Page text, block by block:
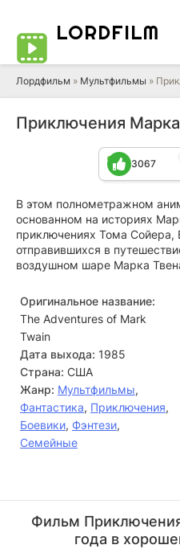
LORDFILM
Лордфильм » Мультфильмы »
Приключения
3067
В этом полнометражном
основанном на историях
приключениях Тома Сойера,
отправившихся в
воздушном шаре Марка
Оригинальное название:
The Adventures of Mark
Twain
Дата выхода: 1985
Страна: США
Жанр: Мультфильмы,
Фантастика, Приключения,
Боевики, Фэнтези,
Семейные
(Various, в титр...)
Фильм
года в